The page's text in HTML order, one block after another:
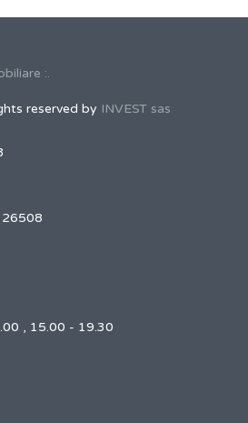
reserved by INVEST sas
, 15.00 - 19.30